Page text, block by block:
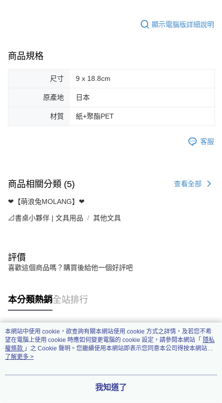
顯示電腦版詳細說明
商品規格
尺寸 9 x 18.8cm
原產地 日本
材質 紙+聚酯PET
客服
商品相關分類 (5) 查看全部
❤【萌浪兔MOLANG】❤
📐書桌小夥伴 | 文具用品 其他文具
評價
喜歡這個商品嗎？購買後給他一個好評吧
本分類熱銷全站排行
熱門標籤
本網站中使用 cookie，欲查詢有關本網站使用 cookie 方式之詳情，及若您不希
望在電腦上使用 cookie 時應如何變更電腦的 cookie 設定，請參閱本網站「 隱私
權條款 」之 Cookie 聲明。您繼續使用本網站即表示您同意本公司得按本網站使
用條款之 Cookie 聲明使用 cookie。
了解更多 >
我知道了